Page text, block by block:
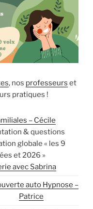
, nos professeurs et
pratiques !
– Cécile
& questions
globale « les 9
et 2026 »
avec Sabrina
auto Hypnose –
Patrice